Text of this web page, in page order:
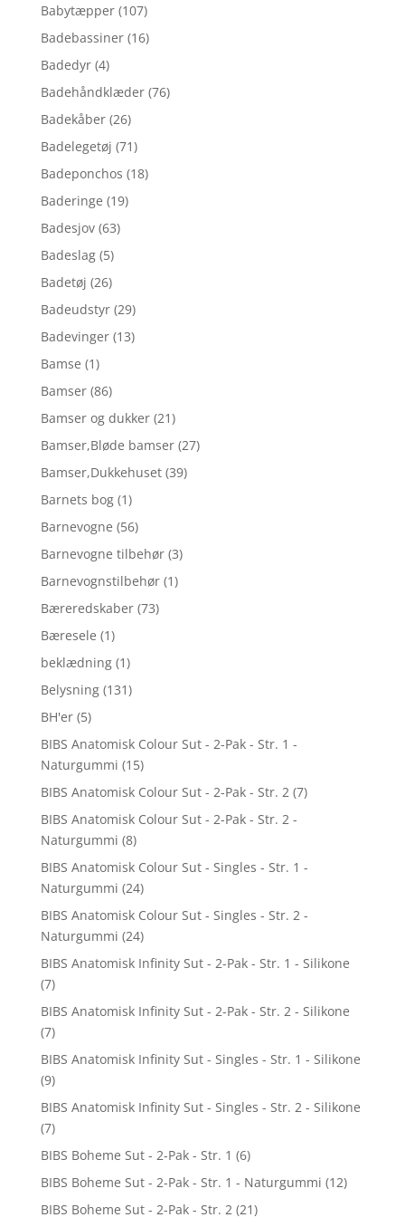
Babytæpper (107)
Badebassiner (16)
Badedyr (4)
Badehåndklæder (76)
Badekåber (26)
Badelegetøj (71)
Badeponchos (18)
Baderinge (19)
Badesjov (63)
Badeslag (5)
Badetøj (26)
Badeudstyr (29)
Badevinger (13)
Bamse (1)
Bamser (86)
Bamser og dukker (21)
Bamser,Bløde bamser (27)
Bamser,Dukkehuset (39)
Barnets bog (1)
Barnevogne (56)
Barnevogne tilbehør (3)
Barnevognstilbehør (1)
Bæreredskaber (73)
Bæresele (1)
beklædning (1)
Belysning (131)
BH'er (5)
BIBS Anatomisk Colour Sut - 2-Pak - Str. 1 -
Naturgummi (15)
BIBS Anatomisk Colour Sut - 2-Pak - Str. 2 (7)
BIBS Anatomisk Colour Sut - 2-Pak - Str. 2 -
Naturgummi (8)
BIBS Anatomisk Colour Sut - Singles - Str. 1 -
Naturgummi (24)
BIBS Anatomisk Colour Sut - Singles - Str. 2 -
Naturgummi (24)
BIBS Anatomisk Infinity Sut - 2-Pak - Str. 1 - Silikone
(7)
BIBS Anatomisk Infinity Sut - 2-Pak - Str. 2 - Silikone
(7)
BIBS Anatomisk Infinity Sut - Singles - Str. 1 - Silikone
(9)
BIBS Anatomisk Infinity Sut - Singles - Str. 2 - Silikone
(7)
BIBS Boheme Sut - 2-Pak - Str. 1 (6)
BIBS Boheme Sut - 2-Pak - Str. 1 - Naturgummi (12)
BIBS Boheme Sut - 2-Pak - Str. 2 (21)